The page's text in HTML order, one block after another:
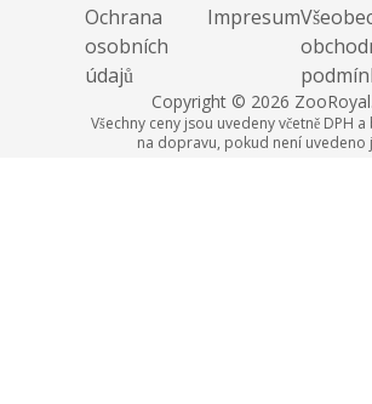
Ochrana
osobních
údajů
Impresum
Copyright © 2026
Všechny ceny jsou uvedeny včetně DPH
na dopravu, pokud není uvedeno